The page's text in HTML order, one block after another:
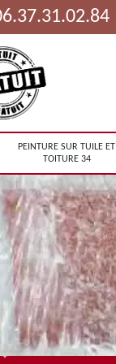
PEINTURE SUR TUILE ET
TOITURE 34